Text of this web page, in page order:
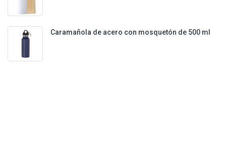
Caramañola de acero con mosquetón de 500 ml